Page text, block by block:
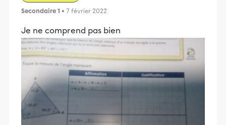
Secondaire 1 • 7 février 2022
Je ne comprend pas bien